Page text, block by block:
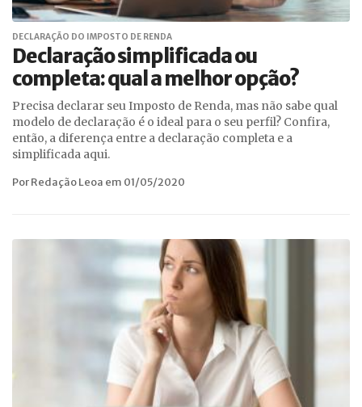
DECLARAÇÃO DO IMPOSTO DE RENDA
Declaração simplificada ou
completa: qual a melhor opção?
Precisa declarar seu Imposto de Renda, mas não sabe qual
modelo de declaração é o ideal para o seu perfil? Confira,
então, a diferença entre a declaração completa e a
simplificada aqui.
Por Redação Leoa em 01/05/2020